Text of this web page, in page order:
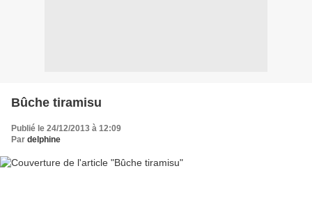
Bûche tiramisu
Publié le 24/12/2013 à 12:09
Par delphine